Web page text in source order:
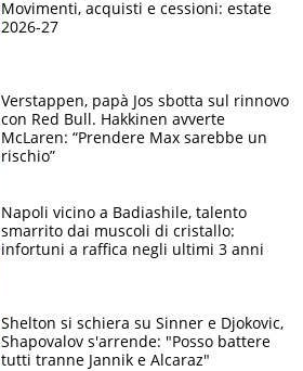
Movimenti, acquisti e cessioni: estate
2026-27
Verstappen, papà Jos sbotta sul rinnovo
con Red Bull. Hakkinen avverte
McLaren: “Prendere Max sarebbe un
rischio”
Napoli vicino a Badiashile, talento
smarrito dai muscoli di cristallo:
infortuni a raffica negli ultimi 3 anni
Shelton si schiera su Sinner e Djokovic,
Shapovalov s'arrende: "Posso battere
tutti tranne Jannik e Alcaraz"